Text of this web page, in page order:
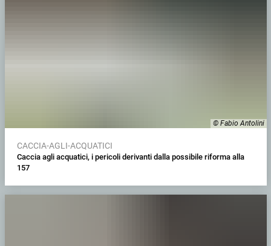
© Fabio Antolini
CACCIA-AGLI-ACQUATICI
Caccia agli acquatici, i pericoli derivanti dalla possibile riforma alla
157